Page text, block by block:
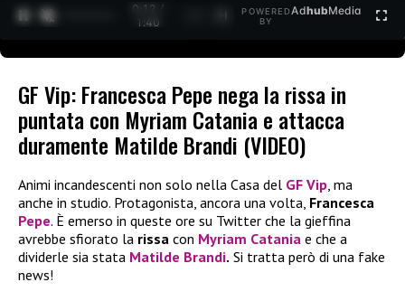
0:12 /
1:40
POWERED
BY
AdhubMedia
GF Vip: Francesca Pepe nega la rissa in
puntata con Myriam Catania e attacca
duramente Matilde Brandi (VIDEO)
Animi incandescenti non solo nella Casa del GF Vip, ma
anche in studio. Protagonista, ancora una volta, Francesca
Pepe. È emerso in queste ore su Twitter che la gieffina
avrebbe sfiorato la rissa con Myriam Catania e che a
dividerle sia stata Matilde Brandi. Si tratta però di una fake
news!